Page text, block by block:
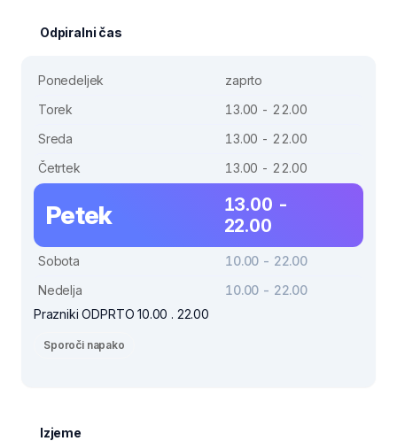
Odpiralni čas
Ponedeljek
zaprto
Torek
13.00 - 22.00
Sreda
13.00 - 22.00
Četrtek
13.00 - 22.00
Petek
13.00 -
22.00
Sobota
10.00 - 22.00
Nedelja
10.00 - 22.00
Prazniki ODPRTO 10.00 . 22.00
Sporoči napako
Izjeme